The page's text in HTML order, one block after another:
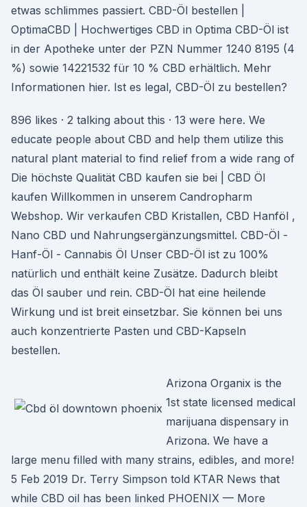
etwas schlimmes passiert. CBD-Öl bestellen |
OptimaCBD | Hochwertiges CBD in Optima CBD-Öl ist
in der Apotheke unter der PZN Nummer 1240 8195 (4
%) sowie 14221532 für 10 % CBD erhältlich. Mehr
Informationen hier. Ist es legal, CBD-Öl zu bestellen?
896 likes · 2 talking about this · 13 were here. We
educate people about CBD and help them utilize this
natural plant material to find relief from a wide rang of
Die höchste Qualität CBD kaufen sie bei | CBD Öl
kaufen Willkommen in unserem Candropharm
Webshop. Wir verkaufen CBD Kristallen, CBD Hanföl ,
Nano CBD und Nahrungsergänzungsmittel. CBD-Öl -
Hanf-Öl - Cannabis Öl Unser CBD-Öl ist zu 100%
natürlich und enthält keine Zusätze. Dadurch bleibt
das Öl sauber und rein. CBD-Öl hat eine heilende
Wirkung und ist breit einsetzbar. Sie können bei uns
auch konzentrierte Pasten und CBD-Kapseln
bestellen.
Arizona Organix is the
1st state licensed medical
marijuana dispensary in
Arizona. We have a
large menu filled with many strains, edibles, and more!
5 Feb 2019 Dr. Terry Simpson told KTAR News that
while CBD oil has been linked PHOENIX — More